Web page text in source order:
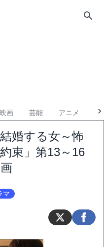
映画 芸能 アニメ
婚する女～怖
束」第13～16
マ